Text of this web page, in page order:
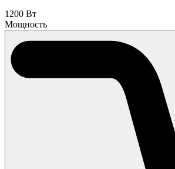
1200 Вт
Мощность